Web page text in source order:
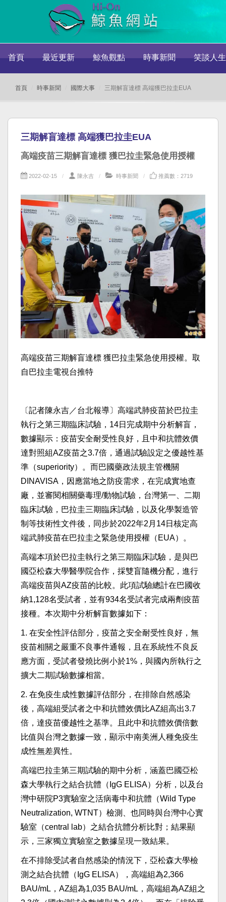
首頁 最近更新 鯨魚觀點 時事新聞 笑談人生
首頁 時事新聞 國際大事 三期解盲達標 高端獲巴拉圭EUA
三期解盲達標 高端獲巴拉圭EUA
高端疫苗三期解盲達標 獲巴拉圭緊急使用授權
2022-02-15 陳永吉 時事新聞 推薦數：2719
高端疫苗三期解盲達標 獲巴拉圭緊急使用授權。取
自巴拉圭電視台推特
〔記者陳永吉／台北報導〕高端武肺疫苗於巴拉圭
執行之第三期臨床試驗，14日完成期中分析解盲，
數據顯示：疫苗安全耐受性良好，且中和抗體效價
達對照組AZ疫苗之3.7倍，通過試驗設定之優越性基
準（superiority）。而巴國藥政法規主管機關
DINAVISA，因應當地之防疫需求，在完成實地查
廠，並審閱相關藥毒理/動物試驗，台灣第一、二期
臨床試驗，巴拉圭三期臨床試驗，以及化學製造管
制等技術性文件後，同步於2022年2月14日核定高
端武肺疫苗在巴拉圭之緊急使用授權（EUA）。
高端本項於巴拉圭執行之第三期臨床試驗，是與巴
國亞松森大學醫學院合作，採雙盲隨機分配，進行
高端疫苗與AZ疫苗的比較。此項試驗總計在巴國收
納1,128名受試者，並有934名受試者完成兩劑疫苗
接種。本次期中分析解盲數據如下：
1. 在安全性評估部分，疫苗之安全耐受性良好，無
疫苗相關之嚴重不良事件通報，且在系統性不良反
應方面，受試者發燒比例小於1%，與國內所執行之
擴大二期試驗數據相當。
2. 在免疫生成性數據評估部分，在排除自然感染
後，高端組受試者之中和抗體效價比AZ組高出3.7
倍，達疫苗優越性之基準。且此中和抗體效價倍數
比值與台灣之數據一致，顯示中南美洲人種免疫生
成性無差異性。
高端巴拉圭第三期試驗的期中分析，涵蓋巴國亞松
森大學執行之結合抗體（IgG ELISA）分析，以及台
灣中研院P3實驗室之活病毒中和抗體（Wild Type
Neutralization, WTNT）檢測、也同時與台灣中心實
驗室（central lab）之結合抗體分析比對；結果顯
示，三家獨立實驗室之數據呈現一致結果。
在不排除受試者自然感染的情況下，亞松森大學檢
測之結合抗體（IgG ELISA），高端組為2,366
BAU/mL，AZ組為1,035 BAU/mL，高端組為AZ組之